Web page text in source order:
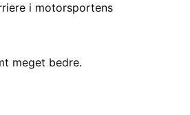
i motorsportens
meget bedre.